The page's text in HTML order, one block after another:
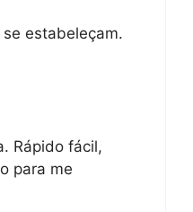
estabeleçam.
Rápido fácil,
para me